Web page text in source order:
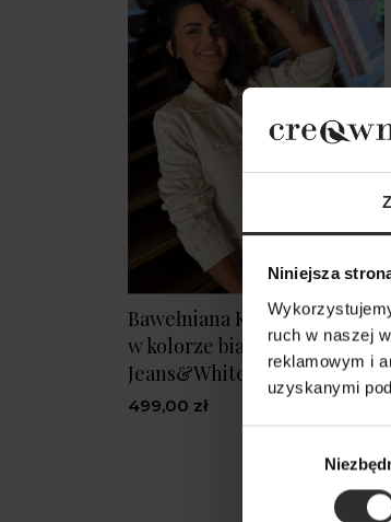
Niniejsza
ruch w naszej
reklamowym i
uzyskanymi
Bawełniana Kurtka ze stójką
w kolorze białym Creo
Jeans&White
499,00 zł